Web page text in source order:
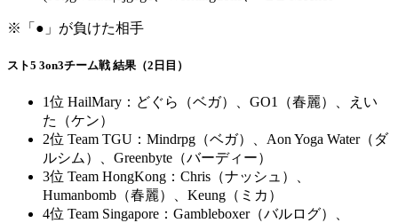
※「●」が負けた相手
スト5 3on3チーム戦 結果（2日目）
1位 HailMary：どぐら（ベガ）、GO1（春麗）、えい
た（ケン）
2位 Team TGU：Mindrpg（ベガ）、Aon Yoga Water（ダ
ルシム）、Greenbyte（バーディー）
3位 Team HongKong：Chris（ナッシュ）、
Humanbomb（春麗）、Keung（ミカ）
4位 Team Singapore：Gambleboxer（バルログ）、